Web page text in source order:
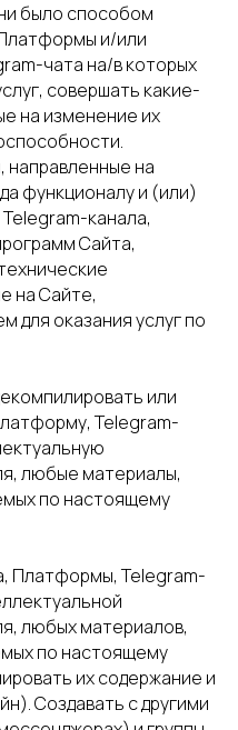
было способом
и/или
чата на/в которых
совершать какие-
на изменение их
на
функционалу и (или)
канала,
Сайта,
на Сайте,
для оказания услуг по
или
Telegram-
любые материалы,
по настоящему
Платформы, Telegram-
любых материалов,
по настоящему
их содержание и
Создавать с другими